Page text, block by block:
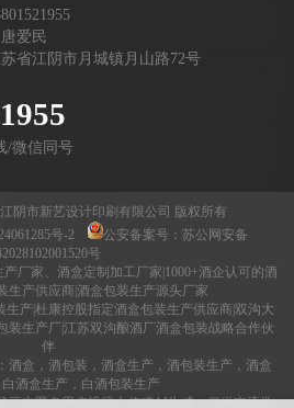
爱民
省江阴市月城镇月山路72号
/微信同号
阴市新艺设计印刷有限公司 版权所有
号-2 公安备案号： 苏公网安备
号
厂家、酒盒定制加工厂家|1000+酒企认可的酒
生产供应商|酒盒包装生产源头厂家
产|杜康控股指定酒盒包装生产供应商|双沟大
装生产厂|江苏双沟酿酒厂酒盒包装战略合作伙
伴
酒盒，酒包装，酒盒生产，酒包装生产，酒盒
酒盒生产，白酒包装生产
三方匿名用户投稿上传或AI生成，仅供交流学